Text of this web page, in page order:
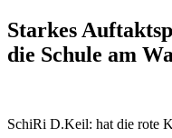
Starkes
die Schule am
SchiRi D.Keil: hat die rote